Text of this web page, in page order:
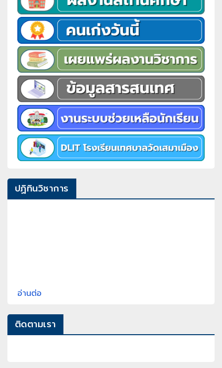
ปฏิทินวิชาการ
อ่านต่อ
ติดตามเรา